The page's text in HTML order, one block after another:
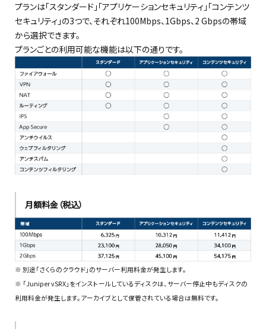
プランは「スタンダード」「アプリケーションセキュリティ」「コンテンツ
セキュリティ」の3つで、それぞれ100Mbps、1Gbps、2 Gbpsの帯域
から選択できます。
プランごとの利用可能な機能は以下の通りです。
月額料金（税込）
※ 別途「さくらのクラウド」のサーバー利用料金が発生します。
※ 「Juniper vSRX」をインストールしているディスクは、サーバー停止中もディスクの
利用料金が発生します。アーカイブとして保管されている場合は無料です。